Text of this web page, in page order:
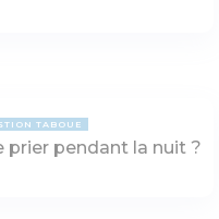
TABOUE
prier pendant la nuit ?